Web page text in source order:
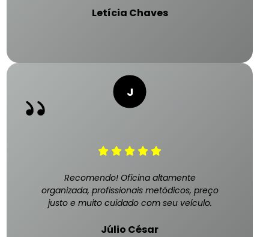
Letícia Chaves
Recomendo! Oficina altamente
organizada, profissionais metódicos, preço
justo e muito cuidado com seu veículo.
Júlio César